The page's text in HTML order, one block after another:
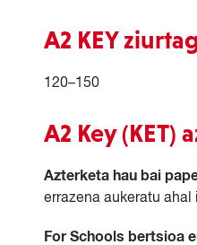
A2 KEY
120–150
A2 Key (KET)
Azterketa hau bai
errazena aukeratu ahal
For Schools bertsioa